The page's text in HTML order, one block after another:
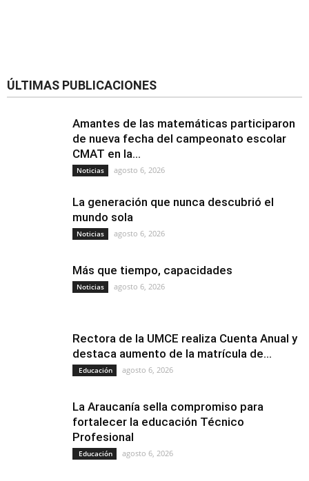
ÚLTIMAS PUBLICACIONES
Amantes de las matemáticas participaron
de nueva fecha del campeonato escolar
CMAT en la...
Noticias agosto 6, 2026
La generación que nunca descubrió el
mundo sola
Noticias agosto 6, 2026
Más que tiempo, capacidades
Noticias agosto 6, 2026
Rectora de la UMCE realiza Cuenta Anual y
destaca aumento de la matrícula de...
Educación agosto 6, 2026
La Araucanía sella compromiso para
fortalecer la educación Técnico
Profesional
Educación agosto 6, 2026